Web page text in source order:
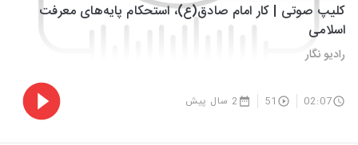
کلیپ صوتی | کار امام صادق(ع)، استحکام پایه‌های معرفت
اسلامی
رادیو نگار
02:07
51 2 سال پیش